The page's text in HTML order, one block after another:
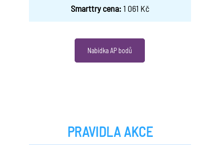
Smarttry cena:1 061 Kč
Nabídka AP bodů
PRAVIDLA AKCE